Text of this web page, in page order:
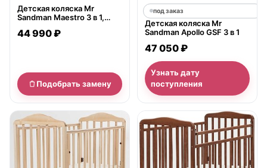
Детская коляска Mr
Sandman Maestro 3 в 1,
44 990 ₽
Подобрать замену
под заказ
Детская коляска Mr
Sandman Apollo GSF 3 в 1
47 050 ₽
Узнать дату
поступления